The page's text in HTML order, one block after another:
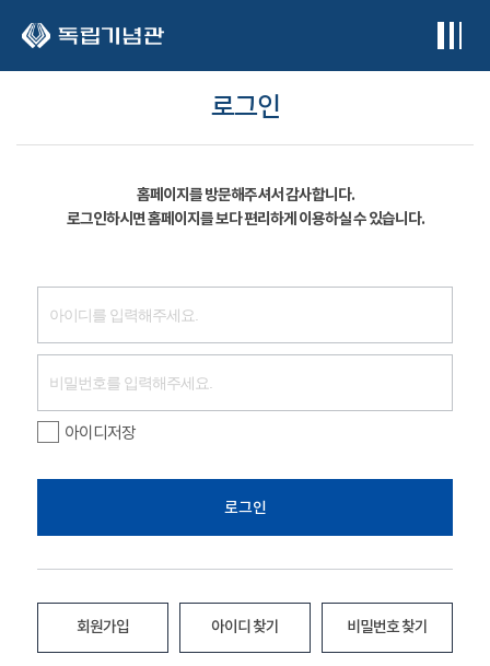
로그인
홈페이지를 방문해주셔서 감사합니다.
로그인하시면 홈페이지를 보다 편리하게 이용하실 수 있습니다.
아이디저장
로그인
회원가입 아이디 찾기 비밀번호 찾기